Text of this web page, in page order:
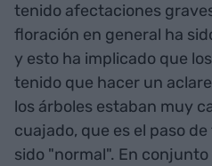
tenido afectaciones
floración en general ha
y esto ha implicado que
tenido que hacer un
los árboles estaban muy
cuajado, que es el paso
sido "normal". En